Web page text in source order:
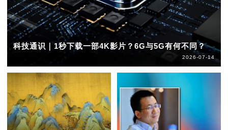
科技通识｜1秒下载一部4K影片？6G与5G有何不同？
2026-07-14